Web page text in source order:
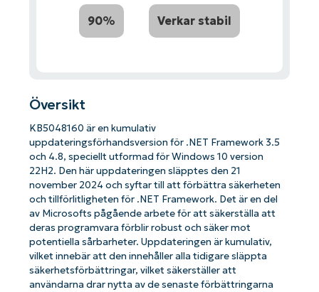
90% Verkar stabil
Översikt
KB5048160 är en kumulativ
uppdateringsförhandsversion för .NET Framework 3.5
och 4.8, speciellt utformad för Windows 10 version
22H2. Den här uppdateringen släpptes den 21
november 2024 och syftar till att förbättra säkerheten
och tillförlitligheten för .NET Framework. Det är en del
av Microsofts pågående arbete för att säkerställa att
deras programvara förblir robust och säker mot
potentiella sårbarheter. Uppdateringen är kumulativ,
vilket innebär att den innehåller alla tidigare släppta
säkerhetsförbättringar, vilket säkerställer att
användarna drar nytta av de senaste förbättringarna